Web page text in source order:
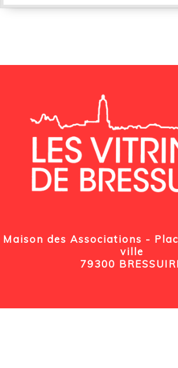
Maison des Associations -
ville
79300